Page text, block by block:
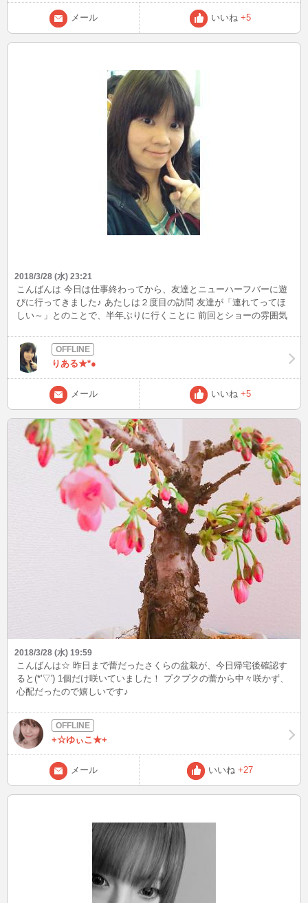
メール いいね +5
2018/3/28 (水) 23:21
こんばんは 今日は仕事終わってから、友達とニューハーフバーに遊
びに行ってきました♪ あたしは２度目の訪問 友達が「連れてってほ
しい～」とのことで、半年ぶりに行くことに 前回とショーの雰囲気
やはりオカマさんは偉大である(*´ω｀)
りある★*●
メール いいね +5
2018/3/28 (水) 19:59
こんばんは☆ 昨日まで蕾だったさくらの盆栽が、今日帰宅後確認す
ると(*'▽') 1個だけ咲いていました！ プクプクの蕾から中々咲かず、
心配だったので嬉しいです♪
+☆ゆぃこ★+
メール いいね +27